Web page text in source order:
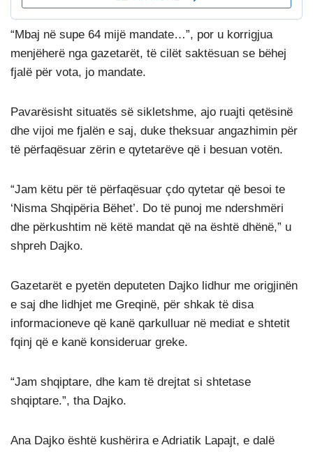
“Mbaj në supe 64 mijë mandate…”, por u korrigjua
menjëherë nga gazetarët, të cilët saktësuan se bëhej
fjalë për vota, jo mandate.
Pavarësisht situatës së sikletshme, ajo ruajti qetësinë
dhe vijoi me fjalën e saj, duke theksuar angazhimin për
të përfaqësuar zërin e qytetarëve që i besuan votën.
“Jam këtu për të përfaqësuar çdo qytetar që besoi te
‘Nisma Shqipëria Bëhet’. Do të punoj me ndershmëri
dhe përkushtim në këtë mandat që na është dhënë,” u
shpreh Dajko.
Gazetarët e pyetën deputeten Dajko lidhur me origjinën
e saj dhe lidhjet me Greqinë, për shkak të disa
informacioneve që kanë qarkulluar në mediat e shtetit
fqinj që e kanë konsideruar greke.
“Jam shqiptare, dhe kam të drejtat si shtetase
shqiptare.”, tha Dajko.
Ana Dajko është kushërira e Adriatik Lapajt, e dalë